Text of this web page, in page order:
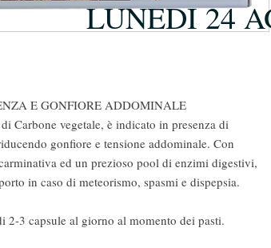
E GONFIORE ADDOMINALE
Carbone vegetale, è indicato in presenza di
gonfiore e tensione addominale. Con
ed un prezioso pool di enzimi digestivi,
in caso di meteorismo, spasmi e dispepsia.
2-3 capsule al giorno al momento dei pasti.
LUNEDI 24